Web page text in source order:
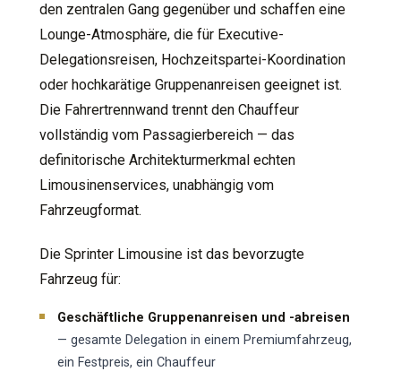
den zentralen Gang gegenüber und schaffen eine
Lounge-Atmosphäre, die für Executive-
Delegationsreisen, Hochzeitspartei-Koordination
oder hochkarätige Gruppenanreisen geeignet ist.
Die Fahrertrennwand trennt den Chauffeur
vollständig vom Passagierbereich — das
definitorische Architekturmerkmal echten
Limousinenservices, unabhängig vom
Fahrzeugformat.
Die Sprinter Limousine ist das bevorzugte
Fahrzeug für:
Geschäftliche Gruppenanreisen und -abreisen
— gesamte Delegation in einem Premiumfahrzeug,
ein Festpreis, ein Chauffeur